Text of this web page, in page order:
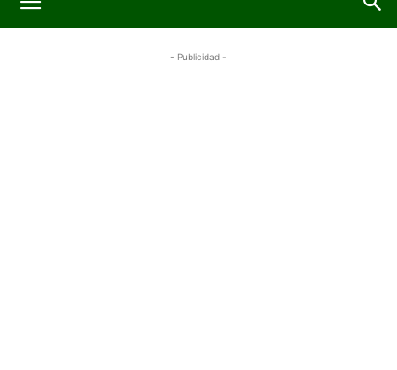
- Publicidad -